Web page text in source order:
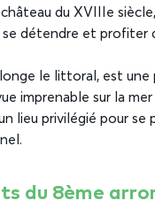
du XVIIIe
détendre et profiter
le littoral, est
imprenable sur la
lieu privilégié pour
du 8ème